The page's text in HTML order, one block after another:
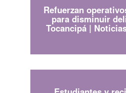
Refuerzan
para disminuir
Tocancipá |